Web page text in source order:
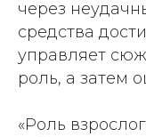
через
средства
управляет
роль, а затем
«Роль